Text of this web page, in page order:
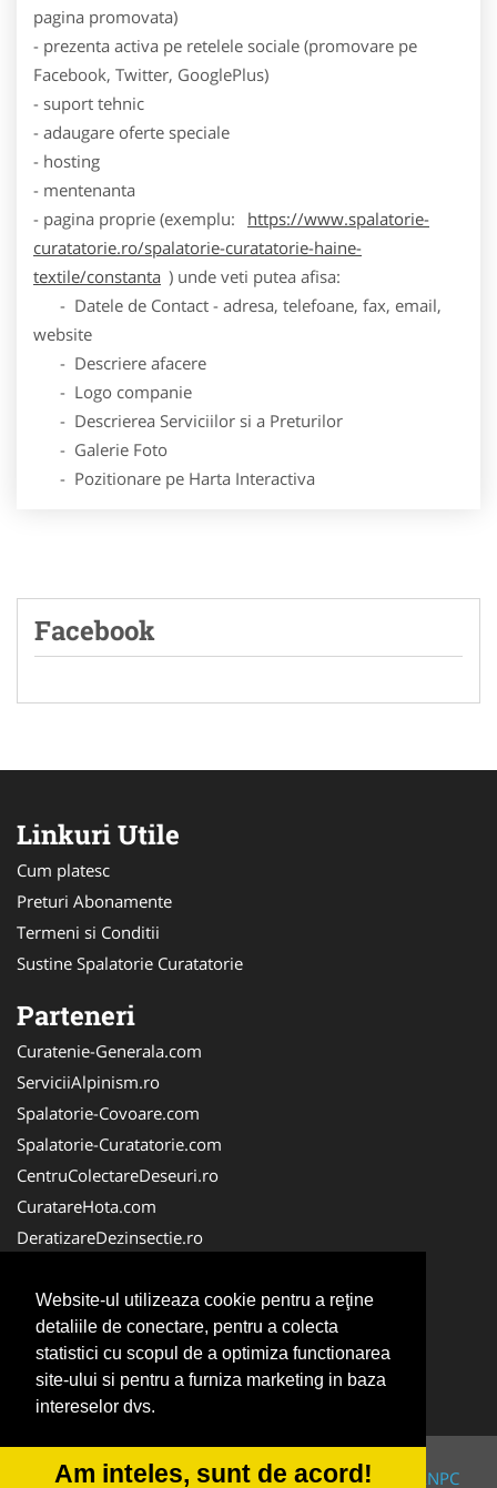
Website-ul utilizeaza cookie pentru a reţine
detaliile de conectare, pentru a colecta
statistici cu scopul de a optimiza functionarea
site-ului si pentru a furniza marketing in baza
intereselor dvs.
Am inteles, sunt de acord!
pagina promovata)
- prezenta activa pe retelele sociale (promovare pe
Facebook, Twitter, GooglePlus)
- suport tehnic
- adaugare oferte speciale
- hosting
- mentenanta
- pagina proprie (exemplu:
https://www.spalatorie-
curatatorie.ro/spalatorie-curatatorie-haine-
textile/constanta ) unde veti putea afisa:
- Datele de Contact - adresa, telefoane, fax, email,
website
- Descriere afacere
- Logo companie
- Descrierea Serviciilor si a Preturilor
- Galerie Foto
- Pozitionare pe Harta Interactiva
Facebook
Linkuri Utile
Cum platesc
Preturi Abonamente
Termeni si Conditii
Sustine Spalatorie Curatatorie
Parteneri
Curatenie-Generala.com
ServiciiAlpinism.ro
Spalatorie-Covoare.com
Spalatorie-Curatatorie.com
CentruColectareDeseuri.ro
CuratareHota.com
DeratizareDezinsectie.ro
ColectareDeseuriMedicale.com
FirmaDeratizare.ro
Service-Reparatii.com
Servicii-DDD.com
© 2014-2026 Powered byVilonMedia&TekaBility ANPC